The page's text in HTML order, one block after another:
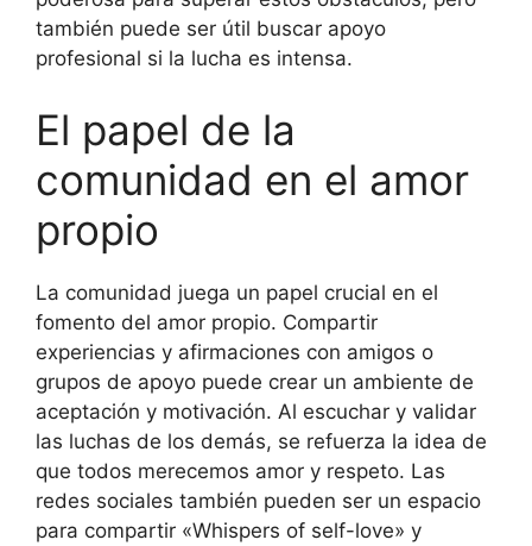
también puede ser útil buscar apoyo
profesional si la lucha es intensa.
El papel de la
comunidad en el amor
propio
La comunidad juega un papel crucial en el
fomento del amor propio. Compartir
experiencias y afirmaciones con amigos o
grupos de apoyo puede crear un ambiente de
aceptación y motivación. Al escuchar y validar
las luchas de los demás, se refuerza la idea de
que todos merecemos amor y respeto. Las
redes sociales también pueden ser un espacio
para compartir «Whispers of self-love» y